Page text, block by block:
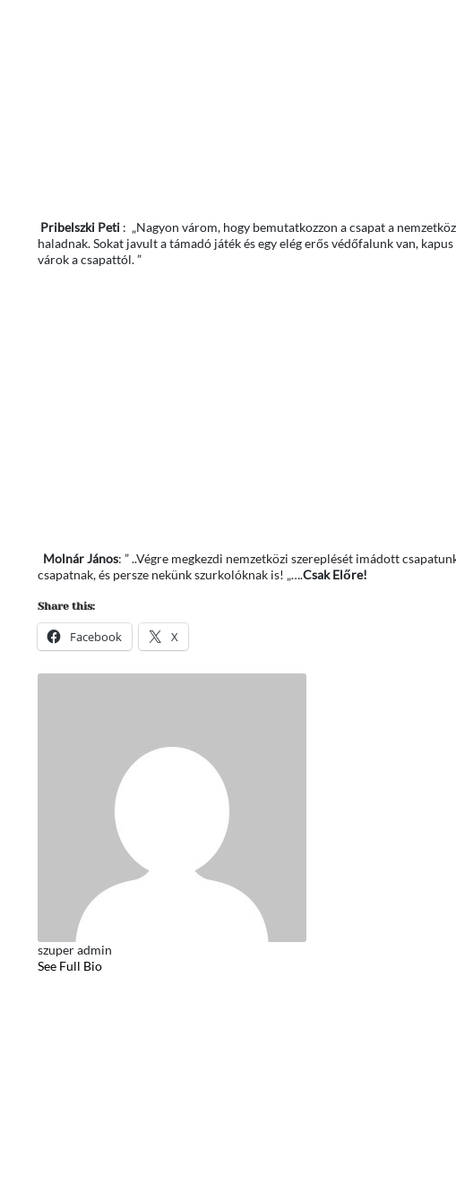
Pribelszki Peti: „Nagyon várom, hogy bemutatkozzon a csapat a
haladnak. Sokat javult a támadó játék és egy elég erős védőfalunk van,
várok a csapattól. ”
Molnár János: ” ..Végre megkezdi nemzetközi szereplését imádott
csapatnak, és persze nekünk szurkolóknak is! „….Csak Előre!
Share this:
Facebook X
szuper admin
See Full Bio